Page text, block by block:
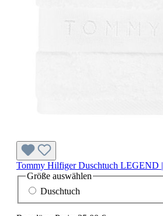
Tommy Hilfiger Duschtuch LEGEND
Größe auswählen
Duschtuch